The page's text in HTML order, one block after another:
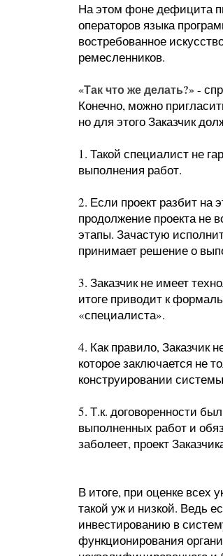
На этом фоне дефицита
операторов языка
востребованное
ремесленников.
«Так что же делать?»-
Конечно, можно
но для этого Заказчик
1. Такой специалист не
выполнения работ.
2. Если проект разбит на
продолжение проекта не
этапы. Зачастую
принимает решение о
3. Заказчик не имеет
итоге приводит к
«специалиста».
4. Как правило, Заказчик
которое заключается не
конструировании
5. Т.к. договоренности
выполненных работ и
заболеет, проект
В итоге, при оценке всех
такой уж и низкой. Ведь
инвестированию в
функционирования